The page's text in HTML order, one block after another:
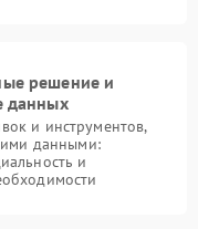
решение и
данных
и инструментов,
данными:
и